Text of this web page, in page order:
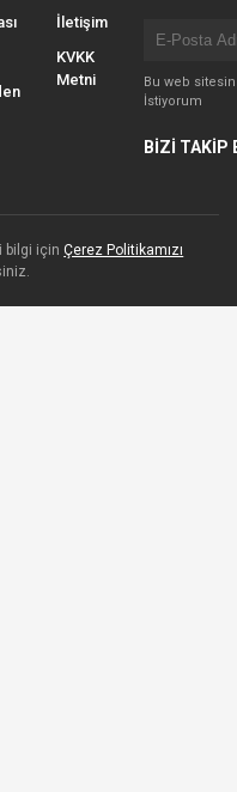
İletişim
KVKK
Metni
Bu web
İstiyorum
BİZİ TAKİP
bilgi içinÇerez Politikamızı